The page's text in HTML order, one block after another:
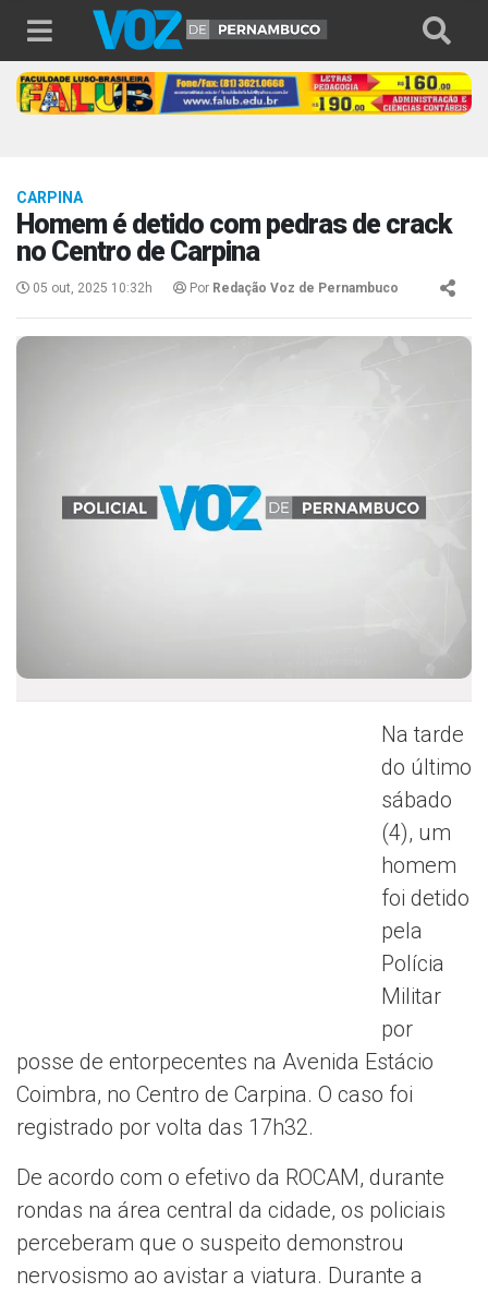
CARPINA
Homem é detido com pedras de crack
no Centro de Carpina
05 out, 2025 10:32h Por Redação Voz de Pernambuco
Na tarde
do último
sábado
(4), um
homem
foi detido
pela
Polícia
Militar
por
posse de entorpecentes na Avenida Estácio
Coimbra, no Centro de Carpina. O caso foi
registrado por volta das 17h32.
De acordo com o efetivo da ROCAM, durante
rondas na área central da cidade, os policiais
perceberam que o suspeito demonstrou
nervosismo ao avistar a viatura. Durante a